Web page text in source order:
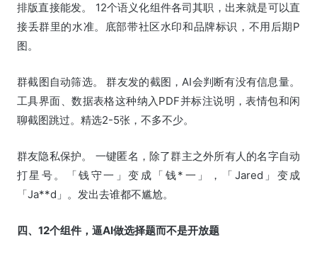
排版直接能发。 12个语义化组件各司其职，出来就是可以直
接丢群里的水准。底部带社区水印和品牌标识，不用后期P
图。
群截图自动筛选。 群友发的截图，AI会判断有没有信息量。
工具界面、数据表格这种纳入PDF并标注说明，表情包和闲
聊截图跳过。精选2-5张，不多不少。
群友隐私保护。 一键匿名，除了群主之外所有人的名字自动
打星号。「钱守一」变成「钱*一」，「Jared」变成
「Ja**d」。发出去谁都不尴尬。
四、12个组件，逼AI做选择题而不是开放题